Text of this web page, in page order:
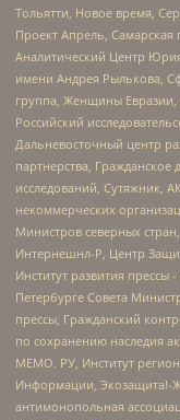
Тольятти, Новое время,
Проект Апрель,
Аналитический Центр
имени Андрея Рылькова,
группа, Женщины Евразии,
Российский
Дальневосточный центр
партнерства, Гражданское
исследований,
некоммерческих
Министров северных
Интернешнл-Р, Центр
Институт развития
Петербурге Совета
прессы, Гражданский
по сохранению наследия
МЕМО. РУ, Институт
Информации, Экозащита!-
антимонопольная